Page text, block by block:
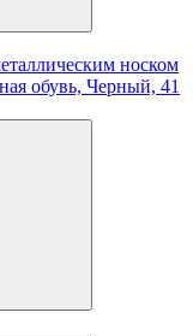
носком
обувь, Черный, 41